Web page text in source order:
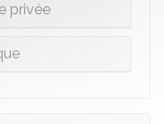
privée